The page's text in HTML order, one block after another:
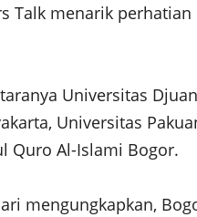
Talk menarik
Universitas
Universitas
Quro Al-Islami Bogor.
mengungkapkan,